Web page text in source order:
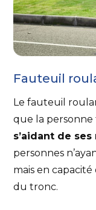
Fauteuil
Le fauteuil
que la personne
s’aidant de ses
personnes
mais en
du tronc.